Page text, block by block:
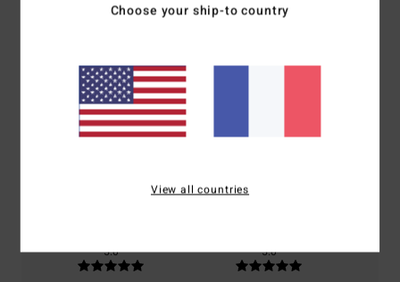
Note moyenne
5.0
100% de nos clients recommandent ce produit
5.0
5.0
Choose your ship-to country
View all countries